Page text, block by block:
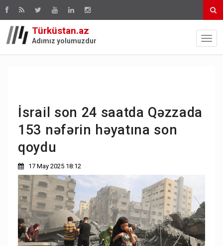
Türküstan.az
Adımız yolumuzdur
İsrail son 24 saatda Qəzzada
153 nəfərin həyatına son
qoydu
17 May 2025 18:12